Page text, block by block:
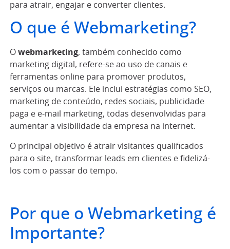
para atrair, engajar e converter clientes.
O que é Webmarketing?
O webmarketing, também conhecido como
marketing digital, refere-se ao uso de canais e
ferramentas online para promover produtos,
serviços ou marcas. Ele inclui estratégias como SEO,
marketing de conteúdo, redes sociais, publicidade
paga e e-mail marketing, todas desenvolvidas para
aumentar a visibilidade da empresa na internet.
O principal objetivo é atrair visitantes qualificados
para o site, transformar leads em clientes e fidelizá-
los com o passar do tempo.
Por que o Webmarketing é
Importante?